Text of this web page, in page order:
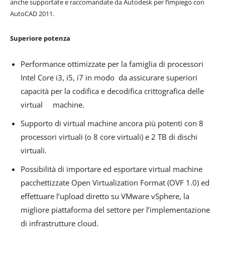
anche supportate e raccomandate da Autodesk per l’impiego con
AutoCAD 2011.
Superiore potenza
Performance ottimizzate per la famiglia di processori
Intel Core i3, i5, i7 in modo da assicurare superiori
capacità per la codifica e decodifica crittografica delle
virtual machine.
Supporto di virtual machine ancora più potenti con 8
processori virtuali (o 8 core virtuali) e 2 TB di dischi
virtuali.
Possibilità di importare ed esportare virtual machine
pacchettizzate Open Virtualization Format (OVF 1.0) ed
effettuare l’upload diretto su VMware vSphere, la
migliore piattaforma del settore per l’implementazione
di infrastrutture cloud.